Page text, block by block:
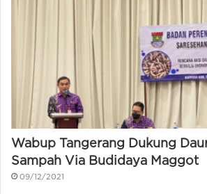
Wabup Tangerang Dukung
Sampah Via Budidaya Maggot
09/12/2021